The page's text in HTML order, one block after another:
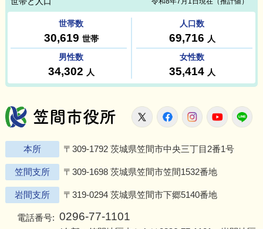
笠間市役所
X FacebookInstagram
本所 〒309-1792 茨城県笠間市中央三丁目2番1号
笠間支所 〒309-1698 茨城県笠間市笠間1532番地
岩間支所 〒319-0294 茨城県笠間市下郷5140番地
電話番号: 0296-77-1101